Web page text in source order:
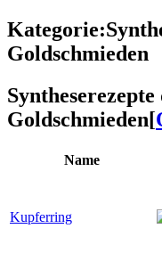
Kategorie:
Goldschmieden
Goldschmieden[
Name
Kupferring